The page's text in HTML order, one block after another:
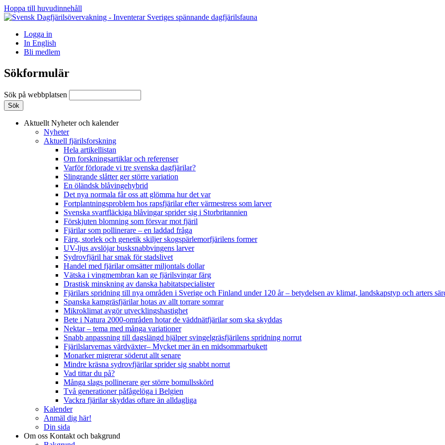
Hoppa till huvudinnehåll
Logga in
In English
Bli medlem
Sökformulär
Sök på webbplatsen
Aktuellt Nyheter och kalender
Nyheter
Aktuell fjärilsforskning
Hela artikellistan
Om forskningsartiklar och referenser
Varför förlorade vi tre svenska dagfjärilar?
Slingrande slåtter ger större variation
En öländsk blåvingehybrid
Det nya normala får oss att glömma hur det var
Fortplantningsproblem hos rapsfjärilar efter värmestress som larver
Svenska svartfläckiga blåvingar sprider sig i Storbritannien
Förskjuten blomning som försvar mot fjäril
Fjärilar som pollinerare – en laddad fråga
Färg, storlek och genetik skiljer skogspärlemorfjärilens former
UV-ljus avslöjar busksnabbvingens larver
Sydrovfjäril har smak för stadslivet
Handel med fjärilar omsätter miljontals dollar
Vätska i vingmembran kan ge fjärilsvingar färg
Drastisk minskning av danska habitatspecialister
Fjärilars spridning till nya områden i Sverige och Finland under 120 år– betydelsen av klimat, landskapstyp och arters
Spanska kamgräsfjärilar hotas av allt torrare somrar
Mikroklimat avgör utvecklingshastighet
Bete i Natura 2000-områden hotar de väddnätfjärilar som ska skyddas
Nektar – tema med många variationer
Snabb anpassning till dagslängd hjälper svingelgräsfjärilens spridning norrut
Fjärilslarvernas värdväxter– Mycket mer än en midsommarbukett
Monarker migrerar söderut allt senare
Mindre kräsna sydrovfjärilar sprider sig snabbt norrut
Vad tittar du på?
Många slags pollinerare ger större bomullsskörd
Två generationer påfågelöga i Belgien
Vackra fjärilar skyddas oftare än alldagliga
Kalender
Anmäl dig här!
Din sida
Om oss Kontakt och bakgrund